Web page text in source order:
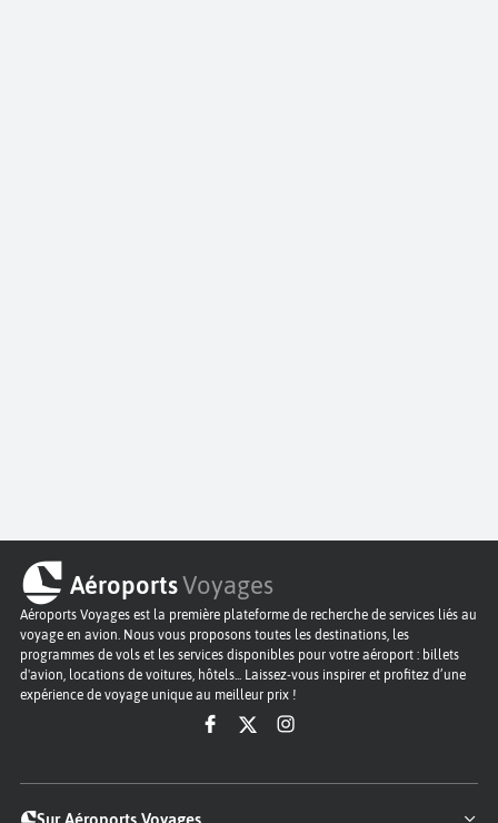
AéroportsVoyages
Aéroports Voyages est la première plateforme de recherche de services liés au
voyage en avion. Nous vous proposons toutes les destinations, les
programmes de vols et les services disponibles pour votre aéroport : billets
d'avion, locations de voitures, hôtels... Laissez-vous inspirer et profitez d’une
expérience de voyage unique au meilleur prix !